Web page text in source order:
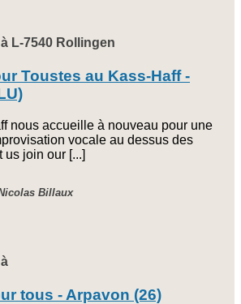
L-7540 Rollingen
Toustes au Kass-Haff -
nous accueille à nouveau pour une
vocale au dessus des
us join our [...]
Billaux
tous - Arpavon (26)